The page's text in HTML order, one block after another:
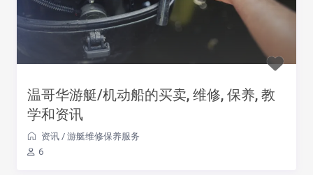
温哥华游艇/机动船的买卖, 维修, 保养, 教
学和资讯
资讯 / 游艇维修保养服务
6